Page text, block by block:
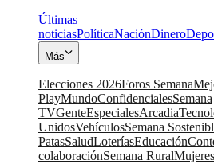
Últimas
noticiasPolíticaNaciónDinero
Más
Elecciones 2026Foros Semana
PlayMundoConfidencialesSemana
TVGenteEspecialesArcadia
UnidosVehículosSemana
PatasSaludLoteríasEducación
colaboraciónSemana RuralMujeres